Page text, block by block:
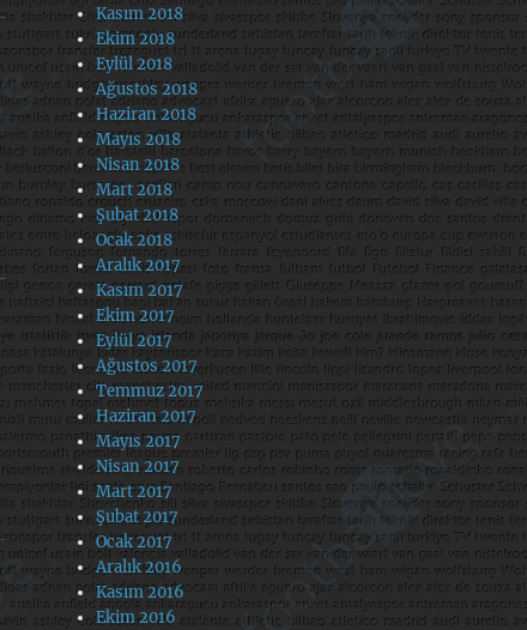
Kasım 2018
Ekim 2018
Eylül 2018
Ağustos 2018
Haziran 2018
Mayıs 2018
Nisan 2018
Mart 2018
Şubat 2018
Ocak 2018
Aralık 2017
Kasım 2017
Ekim 2017
Eylül 2017
Ağustos 2017
Temmuz 2017
Haziran 2017
Mayıs 2017
Nisan 2017
Mart 2017
Şubat 2017
Ocak 2017
Aralık 2016
Kasım 2016
Ekim 2016